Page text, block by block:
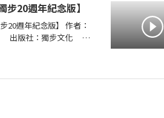
出版社：麥田 出版日
05-30 00:00:00 ＜內容簡
步20週年紀念版】
20週年紀念版】 作者：
出版社：獨步文化 出